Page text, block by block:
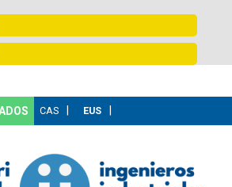
Lanaren
Leihatila